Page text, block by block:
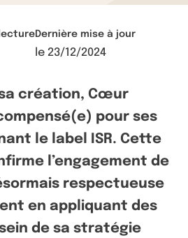
Dernière mise à jour
le 23/12/2024
création, Cœur
pour ses
le label ISR. Cette
l’engagement de
respectueuse
en appliquant des
de sa stratégie